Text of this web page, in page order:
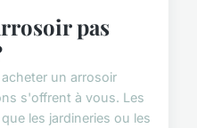
pas
un arrosoir
s'offrent à vous. Les
les jardineries ou les